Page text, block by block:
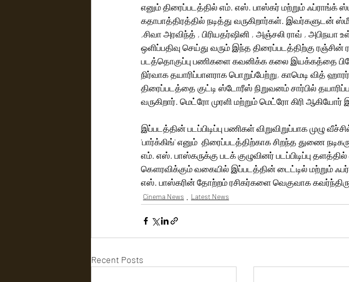
எனும் திரைப்படத்தில் எம். எஸ். பாஸ்கர் மற்றும் ஃப்ராங்க்
கதாபாத்திரத்தில் நடித்து வருகிறார்கள். இவர்களுடன்
,சிவா அரவிந்த் , பிரியதர்ஷினி , அஞ்சலி ராவ் , அபிநயா
ஒளிப்பதிவு செய்து வரும் இந்த திரைப்படத்திற்கு
படத்தொகுப்பு பணிகளை கவனிக்க கலை இயக்கத்தை பிரேம்
நிர்வாக தயாரிப்பாளராக பொறுப்பேற்று, காமெடி வித்
திரைப்படத்தை குட்டி ஸ்டோரீஸ் நிறுவனம் சார்பில்
வருகிறார். மெட்ரோ முரளி மற்றும் மெட்ரோ கிரி
இப்படத்தின் படப்பிடிப்பு பணிகள் விறுவிறுப்பாக முழு
'பார்க்கிங்' எனும்  திரைப்படத்திற்காக சிறந்த துணை
எம். எஸ். பாஸ்கருக்கு படக் குழுவினர் படப்பிடிப்பு
கௌரவிக்கும் வகையில் இப்படத்தின் டைட்டில் மற்றும்
எஸ். பாஸ்கரின் தோற்றம் ரசிகர்களை வெகுவாக
Cinema News Latest News
Recent Posts